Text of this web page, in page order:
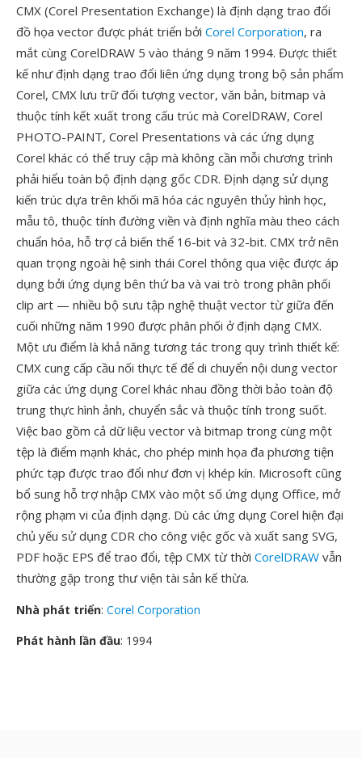
CMX (Corel Presentation Exchange) là định dạng trao đổi
đồ họa vector được phát triển bởi Corel Corporation, ra
mắt cùng CorelDRAW 5 vào tháng 9 năm 1994. Được thiết
kế như định dạng trao đổi liên ứng dụng trong bộ sản phẩm
Corel, CMX lưu trữ đối tượng vector, văn bản, bitmap và
thuộc tính kết xuất trong cấu trúc mà CorelDRAW, Corel
PHOTO-PAINT, Corel Presentations và các ứng dụng
Corel khác có thể truy cập mà không cần mỗi chương trình
phải hiểu toàn bộ định dạng gốc CDR. Định dạng sử dụng
kiến trúc dựa trên khối mã hóa các nguyên thủy hình học,
mẫu tô, thuộc tính đường viền và định nghĩa màu theo cách
chuẩn hóa, hỗ trợ cả biến thể 16-bit và 32-bit. CMX trở nên
quan trọng ngoài hệ sinh thái Corel thông qua việc được áp
dụng bởi ứng dụng bên thứ ba và vai trò trong phân phối
clip art — nhiều bộ sưu tập nghệ thuật vector từ giữa đến
cuối những năm 1990 được phân phối ở định dạng CMX.
Một ưu điểm là khả năng tương tác trong quy trình thiết kế:
CMX cung cấp cầu nối thực tế để di chuyển nội dung vector
giữa các ứng dụng Corel khác nhau đồng thời bảo toàn độ
trung thực hình ảnh, chuyển sắc và thuộc tính trong suốt.
Việc bao gồm cả dữ liệu vector và bitmap trong cùng một
tệp là điểm mạnh khác, cho phép minh họa đa phương tiện
phức tạp được trao đổi như đơn vị khép kín. Microsoft cũng
bổ sung hỗ trợ nhập CMX vào một số ứng dụng Office, mở
rộng phạm vi của định dạng. Dù các ứng dụng Corel hiện đại
chủ yếu sử dụng CDR cho công việc gốc và xuất sang SVG,
PDF hoặc EPS để trao đổi, tệp CMX từ thời CorelDRAW vẫn
thường gặp trong thư viện tài sản kế thừa.
Nhà phát triển: Corel Corporation
Phát hành lần đầu: 1994